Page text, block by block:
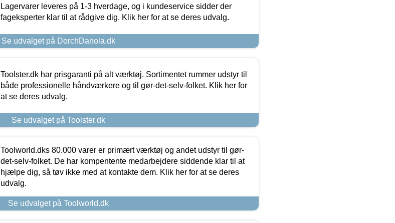
Lagervarer leveres på 1-3 hverdage, og i kundeservice sidder der
fageksperter klar til at rådgive dig. Klik her for at se deres udvalg.
Se udvalget på DorchDanola.dk
Toolster.dk har prisgaranti på alt værktøj. Sortimentet rummer udstyr til
både professionelle håndværkere og til gør-det-selv-folket. Klik her for
at se deres udvalg.
Se udvalget på Toolster.dk
Toolworld.dks 80.000 varer er primært værktøj og andet udstyr til gør-
det-selv-folket. De har kompentente medarbejdere siddende klar til at
hjælpe dig, så tøv ikke med at kontakte dem. Klik her for at se deres
udvalg.
Se udvalget på Toolworld.dk